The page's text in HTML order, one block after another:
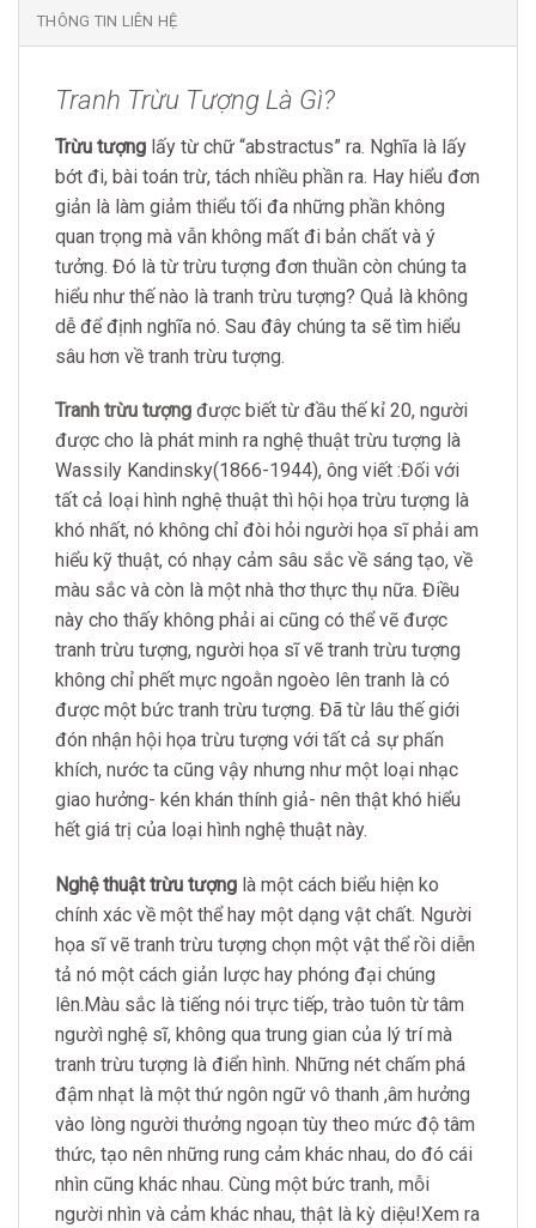
THÔNG TIN LIÊN HỆ
Tranh Trừu Tượng Là Gì?
Trừu tượng lấy từ chữ “abstractus” ra. Nghĩa là lấy
bớt đi, bài toán trừ, tách nhiều phần ra. Hay hiểu đơn
giản là làm giảm thiểu tối đa những phần không
quan trọng mà vẫn không mất đi bản chất và ý
tưởng. Đó là từ trừu tượng đơn thuần còn chúng ta
hiểu như thế nào là tranh trừu tượng? Quả là không
dễ để định nghĩa nó. Sau đây chúng ta sẽ tìm hiểu
sâu hơn về tranh trừu tượng.
Tranh trừu tượng được biết từ đầu thế kỉ 20, người
được cho là phát minh ra nghệ thuật trừu tượng là
Wassily Kandinsky(1866-1944), ông viết :Đối với
tất cả loại hình nghệ thuật thì hội họa trừu tượng là
khó nhất, nó không chỉ đòi hỏi người họa sĩ phải am
hiểu kỹ thuật, có nhạy cảm sâu sắc về sáng tạo, về
màu sắc và còn là một nhà thơ thực thụ nữa. Điều
này cho thấy không phải ai cũng có thể vẽ được
tranh trừu tượng, người họa sĩ vẽ tranh trừu tượng
không chỉ phết mực ngoằn ngoèo lên tranh là có
được một bức tranh trừu tượng. Đã từ lâu thế giới
đón nhận hội họa trừu tượng với tất cả sự phấn
khích, nước ta cũng vậy nhưng như một loại nhạc
giao hưởng- kén khán thính giả- nên thật khó hiểu
hết giá trị của loại hình nghệ thuật này.
Nghệ thuật trừu tượng là một cách biểu hiện ko
chính xác về một thể hay một dạng vật chất. Người
họa sĩ vẽ tranh trừu tượng chọn một vật thể rồi diễn
tả nó một cách giản lược hay phóng đại chúng
lên.Màu sắc là tiếng nói trực tiếp, trào tuôn từ tâm
ngườì nghệ sĩ, không qua trung gian của lý trí mà
tranh trừu tượng là điển hình. Những nét chấm phá
đậm nhạt là một thứ ngôn ngữ vô thanh ,âm hưởng
vào lòng người thưởng ngoạn tùy theo mức độ tâm
thức, tạo nên những rung cảm khác nhau, do đó cái
nhìn cũng khác nhau. Cùng một bức tranh, mỗi
người nhìn và cảm khác nhau, thật là kỳ diệu!Xem ra